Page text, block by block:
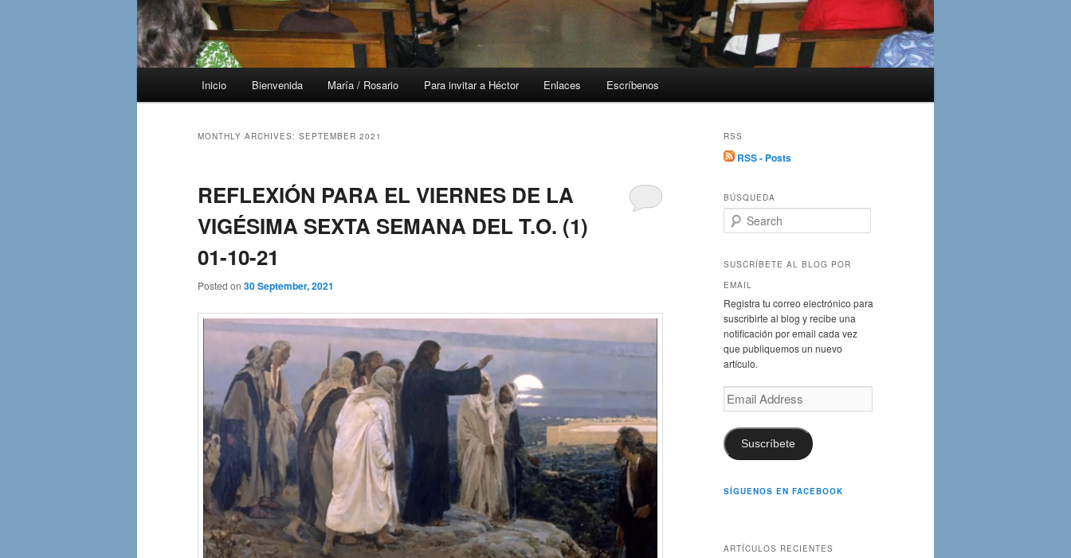
Inicio Bienvenida María / Rosario Para invitar a Héctor Enlaces Escríbenos
MONTHLY ARCHIVES: SEPTEMBER 2021
REFLEXIÓN PARA EL VIERNES DE LA
VIGÉSIMA SEXTA SEMANA DEL T.O. (1)
01-10-21
Posted on 30 September, 2021
RSS
RSS - Posts
BÚSQUEDA
e
r
h
SUSCRÍBETE AL BLOG POR
EMAIL
Registra tu correo electrónico para
suscribirte al blog y recibe una
notificación por email cada vez
que publiquemos un nuevo
artículo.
Email
Address
Suscríbete
SÍGUENOS EN FACEBOOK
ARTÍCULOS RECIENTES